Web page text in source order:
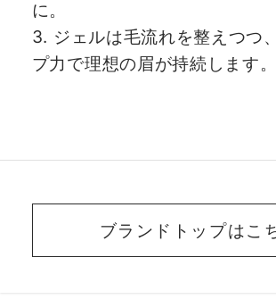
に。
3. ジェルは毛流れを整えつつ
プ力で理想の眉が持続します。
ブランドトップはこ